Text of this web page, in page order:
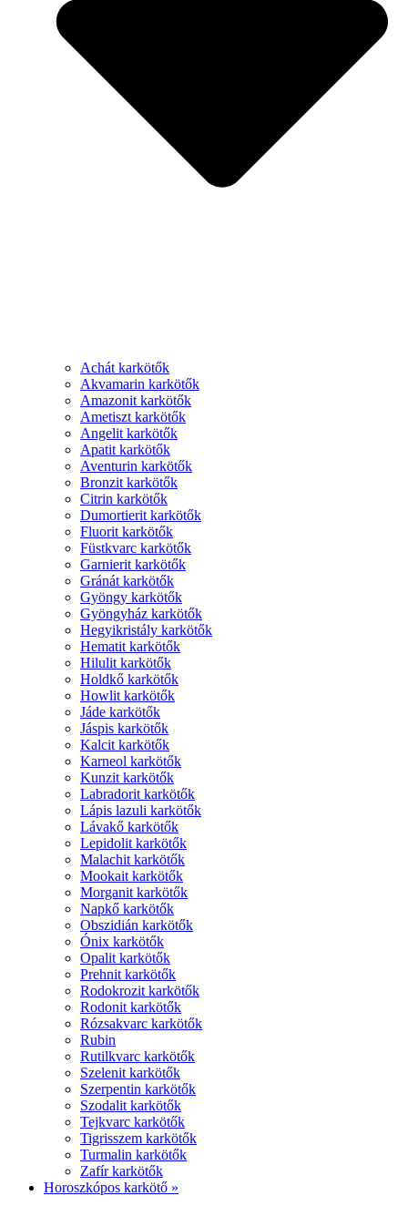
Achát karkötők
Akvamarin karkötők
Amazonit karkötők
Ametiszt karkötők
Angelit karkötők
Apatit karkötők
Aventurin karkötők
Bronzit karkötők
Citrin karkötők
Dumortierit karkötők
Fluorit karkötők
Füstkvarc karkötők
Garnierit karkötők
Gránát karkötők
Gyöngy karkötők
Gyöngyház karkötők
Hegyikristály karkötők
Hematit karkötők
Hilulit karkötők
Holdkő karkötők
Howlit karkötők
Jáde karkötők
Jáspis karkötők
Kalcit karkötők
Karneol karkötők
Kunzit karkötők
Labradorit karkötők
Lápis lazuli karkötők
Lávakő karkötők
Lepidolit karkötők
Malachit karkötők
Mookait karkötők
Morganit karkötők
Napkő karkötők
Obszidián karkötők
Ónix karkötők
Opalit karkötők
Prehnit karkötők
Rodokrozit karkötők
Rodonit karkötők
Rózsakvarc karkötők
Rubin
Rutilkvarc karkötők
Szelenit karkötők
Szerpentin karkötők
Szodalit karkötők
Tejkvarc karkötők
Tigrisszem karkötők
Turmalin karkötők
Zafír karkötők
Horoszkópos karkötő »